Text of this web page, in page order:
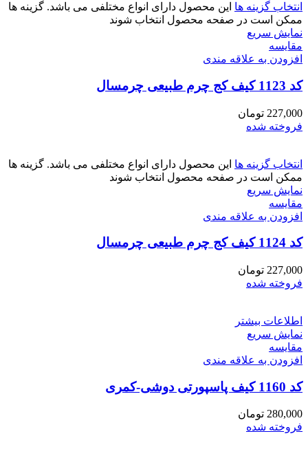
انتخاب گزینه ها این محصول دارای انواع مختلفی می باشد. گزینه ها
ممکن است در صفحه محصول انتخاب شوند
نمایش سریع
مقايسه
افزودن به علاقه مندی
کد 1123 کیف کج چرم طبیعی چرمسال
227,000 تومان
فروخته شده
انتخاب گزینه ها این محصول دارای انواع مختلفی می باشد. گزینه ها
ممکن است در صفحه محصول انتخاب شوند
نمایش سریع
مقايسه
افزودن به علاقه مندی
کد 1124 کیف کج چرم طبیعی چرمسال
227,000 تومان
فروخته شده
اطلاعات بیشتر
نمایش سریع
مقايسه
افزودن به علاقه مندی
کد 1160 کیف پاسپورتی دوشی-کمری
280,000 تومان
فروخته شده